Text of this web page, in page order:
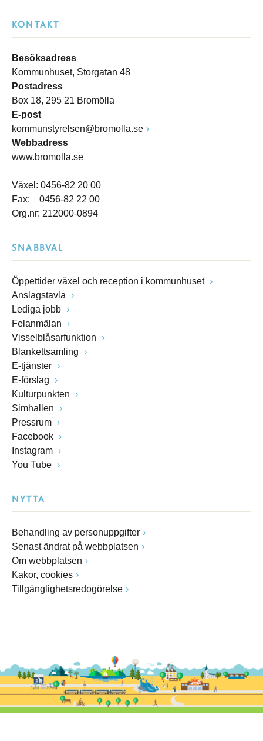
KONTAKT
Besöksadress
Kommunhuset, Storgatan 48
Postadress
Box 18, 295 21 Bromölla
E-post
kommunstyrelsen@bromolla.se
Webbadress
www.bromolla.se
Växel: 0456-82 20 00
Fax: 0456-82 22 00
Org.nr: 212000-0894
SNABBVAL
Öppettider växel och reception i kommunhuset
Anslagstavla
Lediga jobb
Felanmälan
Visselblåsarfunktion
Blankettsamling
E-tjänster
E-förslag
Kulturpunkten
Simhallen
Pressrum
Facebook
Instagram
You Tube
NYTTA
Behandling av personuppgifter
Senast ändrat på webbplatsen
Om webbplatsen
Kakor, cookies
Tillgänglighetsredogörelse